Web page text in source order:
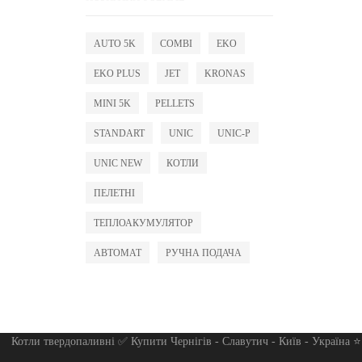
AUTO 5K COMBI EKO
EKO PLUS JET KRONAS
MINI 5K PELLETS
STANDART UNIC UNIC-P
UNIC NEW КОТЛИ
ПЕЛЕТНІ
ТЕПЛОАКУМУЛЯТОР
АВТОМАТ РУЧНА ПОДАЧА
Котли твердопаливні ✅ Купити Чернігів - Славутич - Київ - Україна